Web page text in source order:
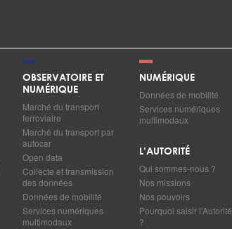
OBSERVATOIRE ET
NUMÉRIQUE
Marché du transport
ferroviaire
Marché du transport par
autocar
Open data
Collecte et transmission
des données
Données de mobilité
Services numériques
multimodaux
NUMÉRIQUE
Données de mobilité
Services numériques
multimodaux
L’AUTORITÉ
Qui sommes-nous ?
Nos missions
Nos pouvoirs
Pourquoi saisir l’Autorité
?